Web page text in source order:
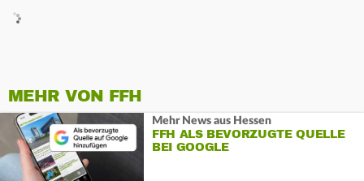
MEHR VON FFH
Mehr News aus Hessen
FFH ALS BEVORZUGTE QUELLE
BEI GOOGLE